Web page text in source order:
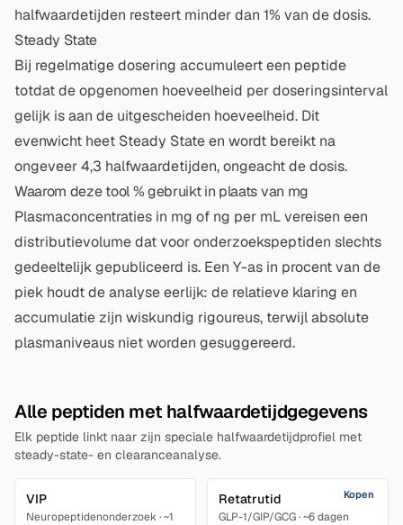
halfwaardetijden resteert minder dan 1% van de dosis.
Steady State
Bij regelmatige dosering accumuleert een peptide
totdat de opgenomen hoeveelheid per doseringsinterval
gelijk is aan de uitgescheiden hoeveelheid. Dit
evenwicht heet Steady State en wordt bereikt na
ongeveer 4,3 halfwaardetijden, ongeacht de dosis.
Waarom deze tool % gebruikt in plaats van mg
Plasmaconcentraties in mg of ng per mL vereisen een
distributievolume dat voor onderzoekspeptiden slechts
gedeeltelijk gepubliceerd is. Een Y-as in procent van de
piek houdt de analyse eerlijk: de relatieve klaring en
accumulatie zijn wiskundig rigoureus, terwijl absolute
plasmaniveaus niet worden gesuggereerd.
Alle peptiden met halfwaardetijdgegevens
Elk peptide linkt naar zijn speciale halfwaardetijdprofiel met
steady-state- en clearanceanalyse.
VIP
Neuropeptidenonderzoek·~1
Retatrutid
GLP-1/GIP/GCG·~6 dagen
Kopen